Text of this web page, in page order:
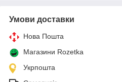
Умови доставки
Нова Пошта
Магазини Rozetka
Укрпошта